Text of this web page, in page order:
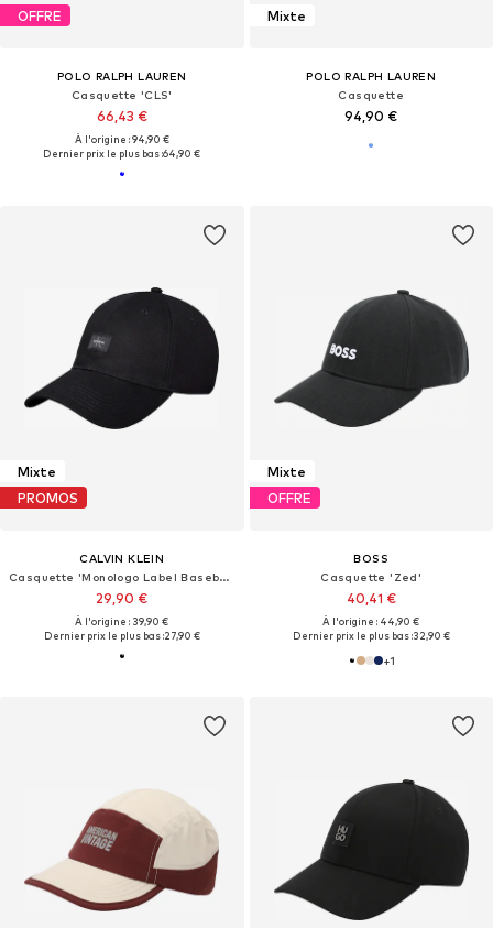
OFFRE
POLO RALPH LAUREN
Casquette 'CLS'
66,43 €
À l'origine : 94,90 €
Dernier prix le plus bas :64,90 €
Mixte
POLO RALPH LAUREN
Casquette
94,90 €
Mixte
PROMOS
CALVIN KLEIN
Casquette 'Monologo Label Baseball'
29,90 €
À l'origine : 39,90 €
Dernier prix le plus bas :27,90 €
Mixte
OFFRE
BOSS
Casquette 'Zed'
40,41 €
À l'origine : 44,90 €
Dernier prix le plus bas :32,90 €
+1